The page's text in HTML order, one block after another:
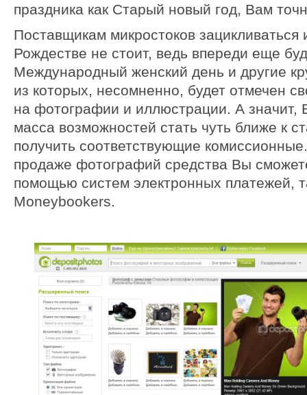
праздника как Старый новый год, Вам
Поставщикам микростоков
Рождестве не стоит, ведь впереди еще
Международный женский день и другие
из которых, несомненно, будет отмечен
на фотографии и иллюстрации. А значит,
масса возможностей стать чуть ближе к
получить соответствующие
продаже фотографий средства Вы
помощью систем электронных платежей,
Moneybookers.